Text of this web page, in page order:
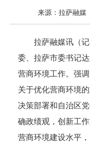
来源：拉萨融媒
拉萨融媒讯（
委、拉萨市委书记
营商环境工作。强
关于优化营商环境
决策部署和自治区
确政绩观，创新工
营商环境建设水平